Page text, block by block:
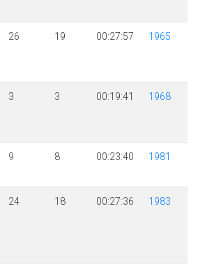
26 19 00:27:57 1965
3 3 00:19:41 1968
9 8 00:23:40 1981
24 18 00:27:36 1983